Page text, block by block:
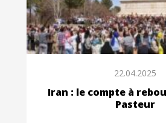
22.04.2025
Iran : le compte à
Pasteur